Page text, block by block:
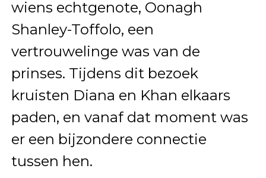
wiens echtgenote, Oonagh
Shanley-Toffolo, een
vertrouwelinge was van de
prinses. Tijdens dit bezoek
kruisten Diana en Khan elkaars
paden, en vanaf dat moment was
er een bijzondere connectie
tussen hen.